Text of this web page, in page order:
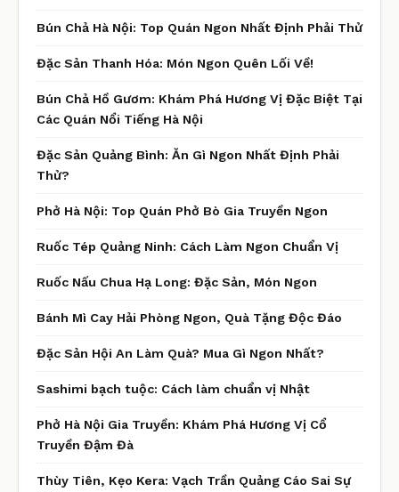
Bún Chả Hà Nội: Top Quán Ngon Nhất Định Phải Thử
Đặc Sản Thanh Hóa: Món Ngon Quên Lối Về!
Bún Chả Hồ Gươm: Khám Phá Hương Vị Đặc Biệt Tại
Các Quán Nổi Tiếng Hà Nội
Đặc Sản Quảng Bình: Ăn Gì Ngon Nhất Định Phải
Thử?
Phở Hà Nội: Top Quán Phở Bò Gia Truyền Ngon
Ruốc Tép Quảng Ninh: Cách Làm Ngon Chuẩn Vị
Ruốc Nấu Chua Hạ Long: Đặc Sản, Món Ngon
Bánh Mì Cay Hải Phòng Ngon, Quà Tặng Độc Đáo
Đặc Sản Hội An Làm Quà? Mua Gì Ngon Nhất?
Sashimi bạch tuộc: Cách làm chuẩn vị Nhật
Phở Hà Nội Gia Truyền: Khám Phá Hương Vị Cổ
Truyền Đậm Đà
Thùy Tiên, Kẹo Kera: Vạch Trần Quảng Cáo Sai Sự